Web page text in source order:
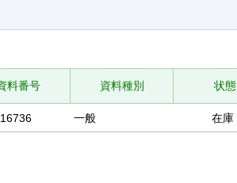
料番号 資料種別 状態
一般 在庫